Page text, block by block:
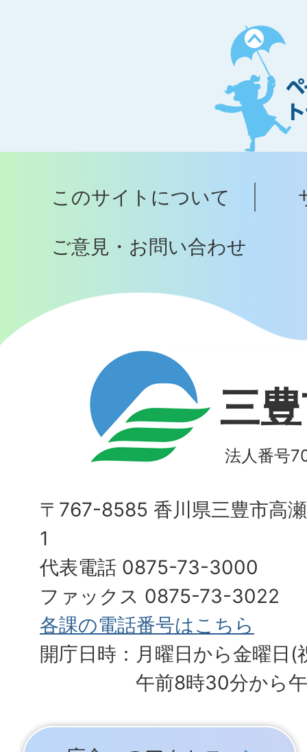
ペ
ー
ジ
ト
ッ
へ
このサイトについて
ご意見・お問い合わせ
三
法人番号
〒767-8585 香川県三豊市高
1
代表電話 0875-73-3000
ファックス 0875-73-3022
各課の電話番号はこちら
開庁日時：月曜日から金曜日(
午前8時30分から